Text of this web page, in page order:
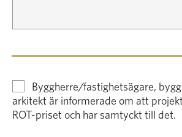
Byggherre/fastighetsägare,
arkitekt är informerade om att
ROT-priset och har samtyckt till det.